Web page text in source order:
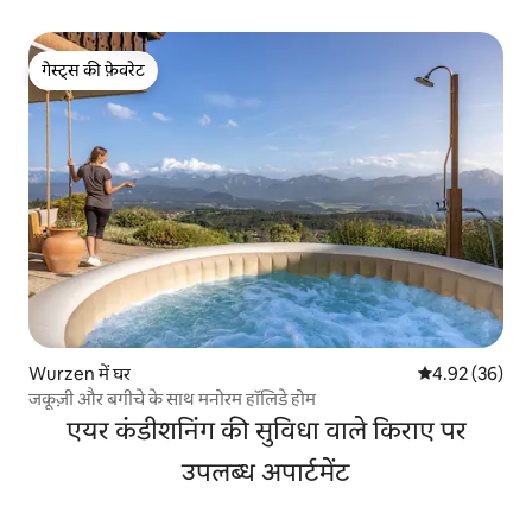
गेस्ट्स की फ़ेवरेट
गेस्ट्स की फ़ेवरेट
Wurzen में घर औसत रेटिंग 5 में
4.92 (36)
जकूज़ी और बगीचे के साथ मनोरम हॉलिडे होम
एयर कंडीशनिंग की सुविधा वाले किराए पर
उपलब्ध अपार्टमेंट